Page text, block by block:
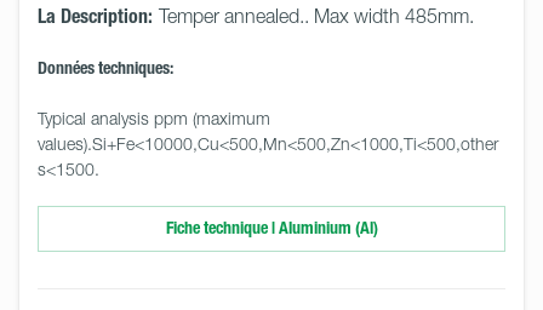
La Description: Temper annealed.. Max width 485mm.
Données techniques:
Typical analysis ppm (maximum
values).Si+Fe<10000,Cu<500,Mn<500,Zn<1000,Ti<500,other
s<1500.
Fiche technique | Aluminium (Al)